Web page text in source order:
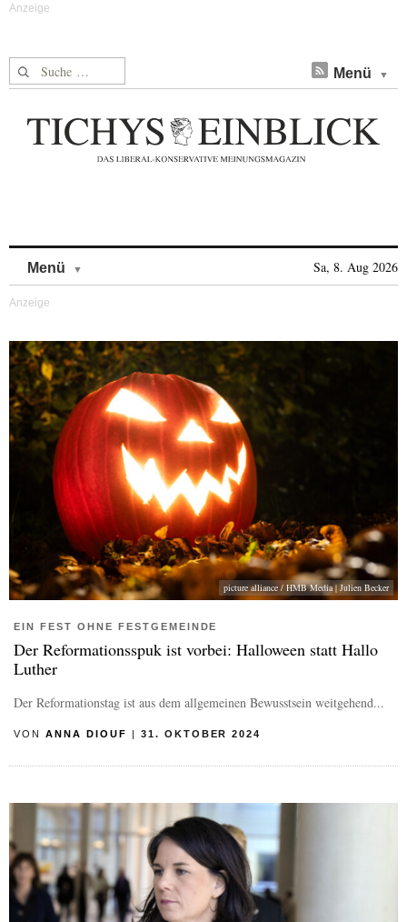
Suche nach: Menü
Menü Sa, 8. Aug 2026
picture alliance / HMB Media | Julien Becker
EIN FEST OHNE FESTGEMEINDE
Der Reformationsspuk ist vorbei: Halloween statt Hallo
Luther
Der Reformationstag ist aus dem allgemeinen Bewusstsein weitgehend...
VON ANNA DIOUF 31. OKTOBER 2024